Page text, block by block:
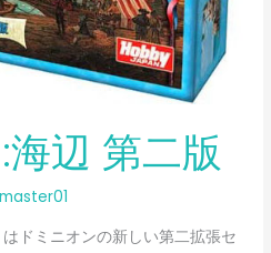
海辺 第二版
ドミニオンの新しい第二拡張セ